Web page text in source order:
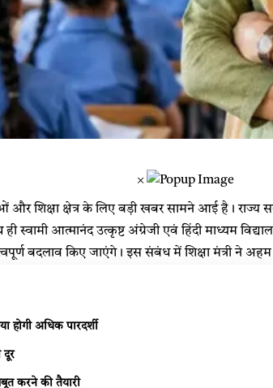
×
और शिक्षा क्षेत्र के लिए बड़ी खबर सामने आई है। राज्य
स्वामी आत्मानंद उत्कृष्ट अंग्रेजी एवं हिंदी माध्यम
बदलाव किए जाएंगे। इस संबंध में शिक्षा मंत्री ने
होगी अधिक पारदर्शी
दूर
करने की तैयारी